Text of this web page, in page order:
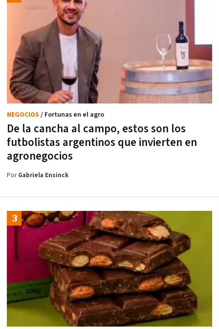
De la cancha al campo, estos son los
futbolistas argentinos que invierten en
agronegocios
NEGOCIOS / Fortunas en el agro
PorGabriela Ensinck